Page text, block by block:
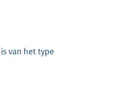
van het type